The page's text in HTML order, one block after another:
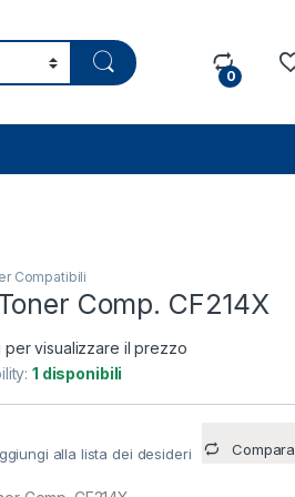
0
Compatibili
Comp. CF214X
per visualizzare il prezzo
1 disponibili
alla lista dei desideri Compara